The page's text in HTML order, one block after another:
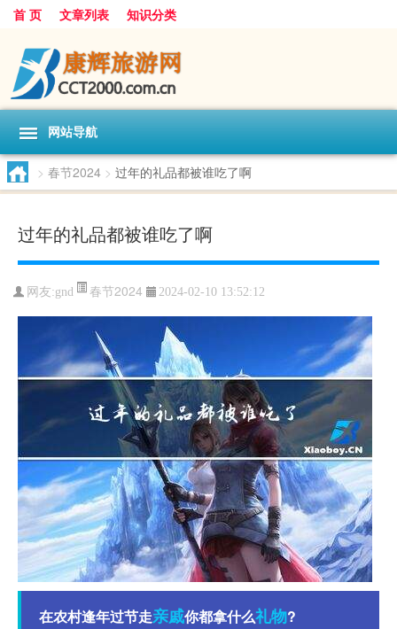
首 页 文章列表 知识分类
网站导航
> 春节2024 > 过年的礼品都被谁吃了啊
过年的礼品都被谁吃了啊
网友:gnd 春节2024 2024-02-10 13:52:12
在农村逢年过节走亲戚你都拿什么礼物?